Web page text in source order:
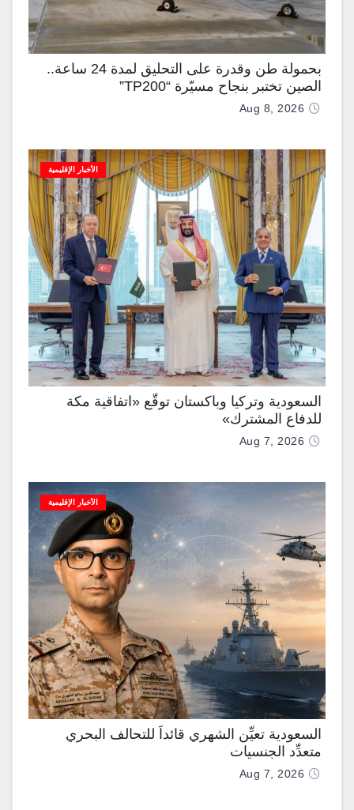
بحمولة طن وقدرة على التحليق لمدة 24 ساعة..
الصين تختبر بنجاح مسيّرة “TP200”
Aug 8, 2026
الأخبار الإقليمية
السعودية وتركيا وباكستان توقّع «اتفاقية مكة
للدفاع المشترك»
Aug 7, 2026
الأخبار الإقليمية
السعودية تعيِّن الشهري قائداً للتحالف البحري
متعدِّد الجنسيات
Aug 7, 2026